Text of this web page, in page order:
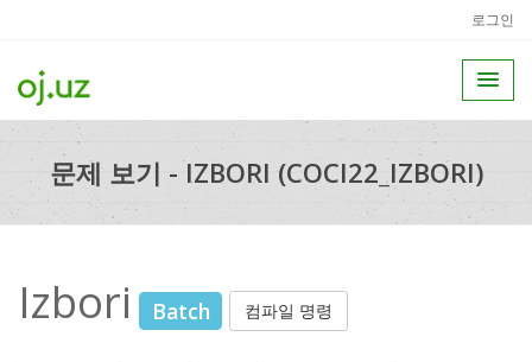
로그인
문제 보기 - IZBORI (COCI22_IZBORI)
Izbori Batch 컴파일 명령